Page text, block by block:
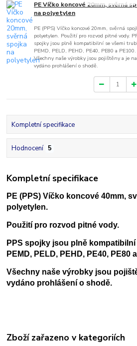
PE Víčko koncové 20mm, svěrná
na polyetylen
PE (PPS) Víčko koncové 20mm, svěrná
polyetylen. Použití pro rozvod pitné vody.
spojky jsou plně kompatibilní se všemi
PEMD, PELD, PEHD, PE40, PE80 a PE100.
Všechny naše výrobky jsou pojištěny a je
vydáno prohlášení o shodě.
Kompletní specifikace
Hodnocení 5
Kompletní specifikace
PE (PPS) Víčko koncové 40mm,
polyetylen.
Použití pro rozvod pitné vody.
PPS spojky jsou plně
PEMD, PELD, PEHD, PE40, PE80
Všechny naše výrobky jsou
vydáno prohlášení o shodě.
Zboží zařazeno v kategoriích